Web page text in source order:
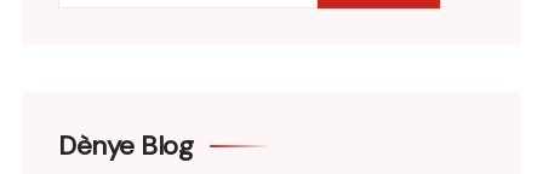
Dènye Blog